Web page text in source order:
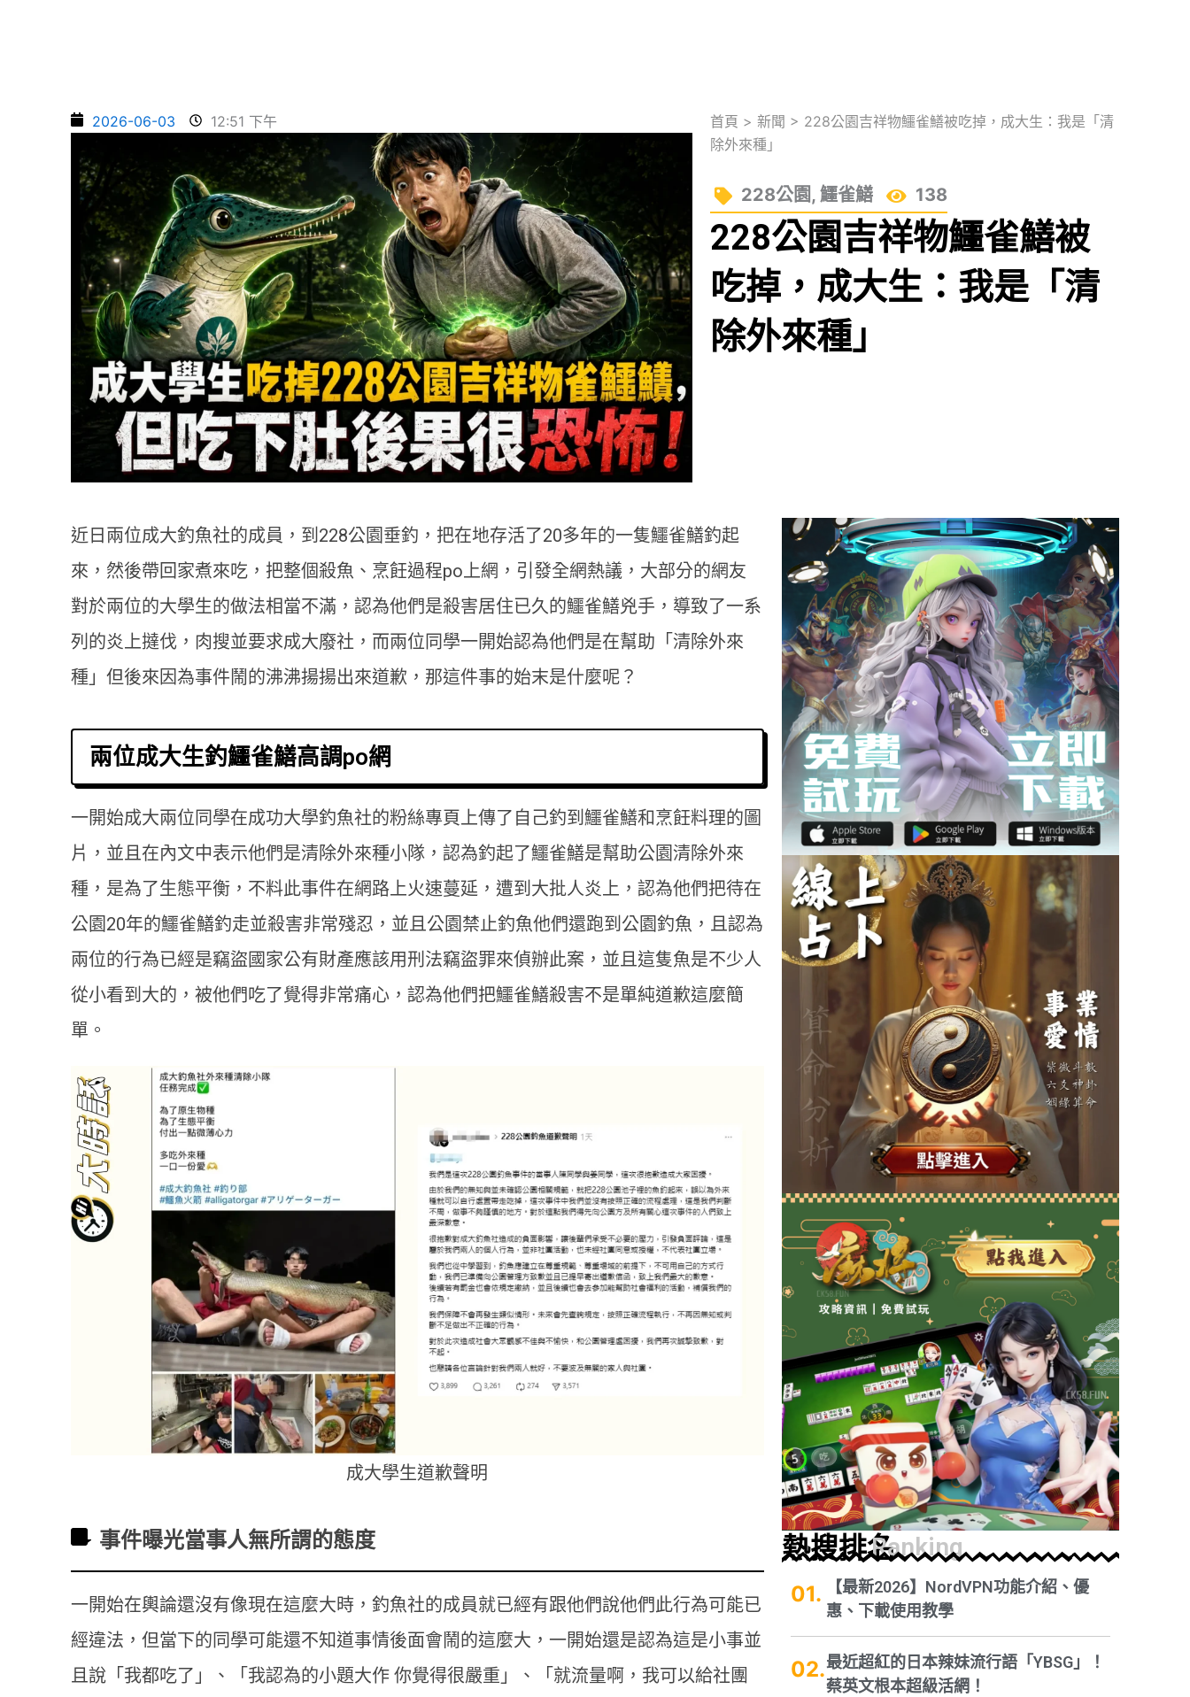
2026-06-03 12:51 下午 首頁 >新聞 > 228公園吉祥物鱷雀鱔被吃掉，成大生：我是「清
除外來種」
228公園 ,鱷雀鱔 138
228公園吉祥物鱷雀鱔被
吃掉，成大生：我是「清
除外來種」
近日兩位成大釣魚社的成員，到228公園垂釣，把在地存活了20多年的一隻鱷雀鱔釣起
來，然後帶回家煮來吃，把整個殺魚、烹飪過程po上網，引發全網熱議，大部分的網友
對於兩位的大學生的做法相當不滿，認為他們是殺害居住已久的鱷雀鱔兇手，導致了一系
列的炎上撻伐，肉搜並要求成大廢社，而兩位同學一開始認為他們是在幫助「清除外來
種」但後來因為事件鬧的沸沸揚揚出來道歉，那這件事的始末是什麼呢？
兩位成大生釣鱷雀鱔高調po網
一開始成大兩位同學在成功大學釣魚社的粉絲專頁上傳了自己釣到鱷雀鱔和烹飪料理的圖
片，並且在內文中表示他們是清除外來種小隊，認為釣起了鱷雀鱔是幫助公園清除外來
種，是為了生態平衡，不料此事件在網路上火速蔓延，遭到大批人炎上，認為他們把待在
公園20年的鱷雀鱔釣走並殺害非常殘忍，並且公園禁止釣魚他們還跑到公園釣魚，且認為
兩位的行為已經是竊盜國家公有財產應該用刑法竊盜罪來偵辦此案，並且這隻魚是不少人
從小看到大的，被他們吃了覺得非常痛心，認為他們把鱷雀鱔殺害不是單純道歉這麼簡
單。
成大學生道歉聲明
事件曝光當事人無所謂的態度
一開始在輿論還沒有像現在這麼大時，釣魚社的成員就已經有跟他們說他們此行為可能已
經違法，但當下的同學可能還不知道事情後面會鬧的這麼大，一開始還是認為這是小事並
且說「我都吃了」、「我認為的小題大作 你覺得很嚴重」、「就流量啊，我可以給社團
熱搜排名Ranking
【最新2026】NordVPN功能介紹、優
惠、下載使用教學
最近超紅的日本辣妹流行語「YBSG」！
蔡英文根本超級活網！